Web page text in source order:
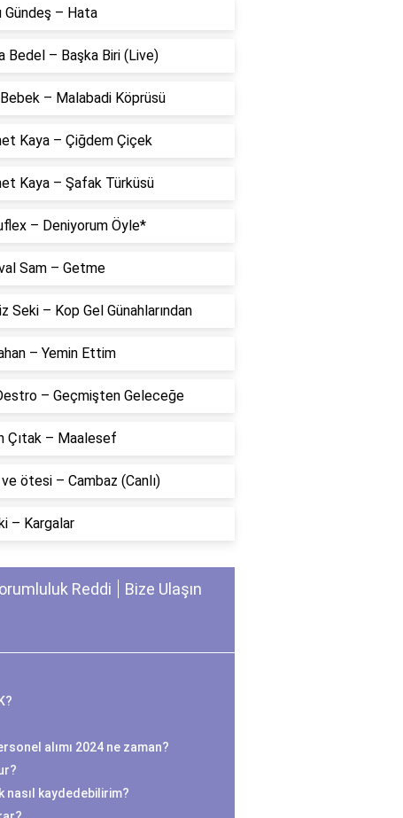
Gündeş – Hata
Bedel – Başka Biri (Live)
– Malabadi Köprüsü
Kaya – Çiğdem Çiçek
Kaya – Şafak Türküsü
– Deniyorum Öyle*
Sam – Getme
Seki – Kop Gel Günahlarından
– Yemin Ettim
– Geçmişten Geleceğe
Çıtak – Maalesef
ötesi – Cambaz (Canlı)
– Kargalar
Reddi Bize Ulaşın
alımı 2024 ne zaman?
nasıl kaydedebilirim?